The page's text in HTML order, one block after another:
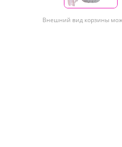
Внешний вид корзины